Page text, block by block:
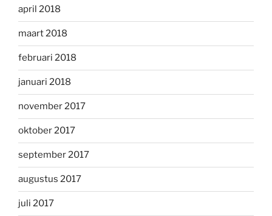
april 2018
maart 2018
februari 2018
januari 2018
november 2017
oktober 2017
september 2017
augustus 2017
juli 2017